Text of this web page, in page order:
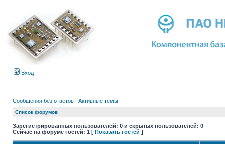
Вход
Сообщения без ответов | Активные темы
Список форумов
Зарегистрированных пользователей: 0 и скрытых пользователей: 0
Сейчас на форуме гостей: 1 [ Показать гостей ]